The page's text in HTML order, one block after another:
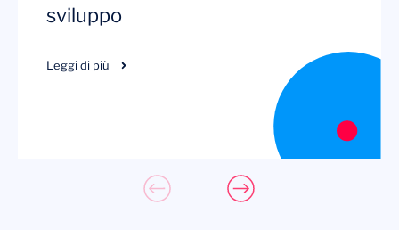
sviluppo
Leggi di più